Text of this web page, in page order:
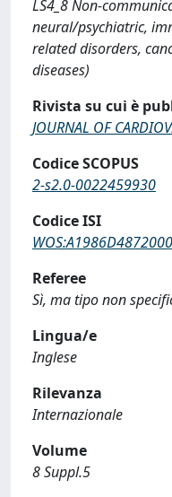
LS4_8 Non-
neural/psychiatric,
related disorders,
diseases)
Rivista su cui è
JOURNAL OF
Codice SCOPUS
2-s2.0-0022459930
Codice ISI
Referee
Sì, ma tipo non
Lingua/e
Inglese
Rilevanza
Internazionale
Volume
8 Suppl.5